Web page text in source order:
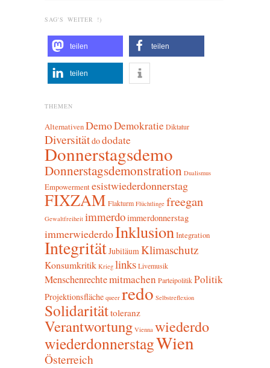
SAG'S WEITER !)
teilen teilen
teilen
THEMEN
AlternativenDemoDemokratie Diktatur
Diversitätdododate
Donnerstagsdemo
Donnerstagsdemonstration Dualismus
Empowermentesistwiederdonnerstag
FIXZAM Flakturm Flüchtlinge freegan
Gewaltfreiheit immerdoimmerdonnerstag
immerwiederdoInklusionIntegration
IntegritätJubiläumKlimaschutz
Konsumkritik Krieg linksLivemusik
Menschenrechtemitmachen ParteipolitikPolitik
Projektionsfläche queer redo Selbstreflexion
Solidaritättoleranz
Verantwortung Vienna wiederdo
wiederdonnerstagWien
Österreich